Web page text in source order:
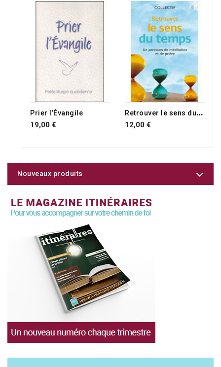
Prier l’Évangile
19,00 €
R
etrouver le sens du temps
12,00 €
Nouveaux produits